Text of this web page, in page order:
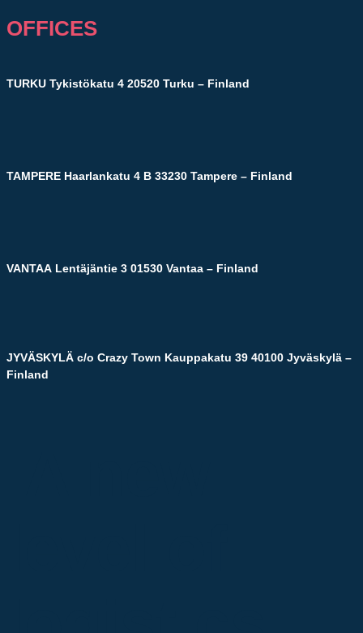
OFFICES
TURKU Tykistökatu 4 20520 Turku – Finland
TAMPERE Haarlankatu 4 B 33230 Tampere – Finland
VANTAA Lentäjäntie 3 01530 Vantaa – Finland
JYVÄSKYLÄ c/o Crazy Town Kauppakatu 39 40100 Jyväskylä –
Finland